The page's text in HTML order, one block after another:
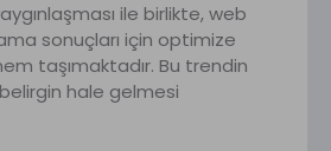
ile birlikte, web
sonuçları için optimize
taşımaktadır. Bu trendin
hale gelmesi